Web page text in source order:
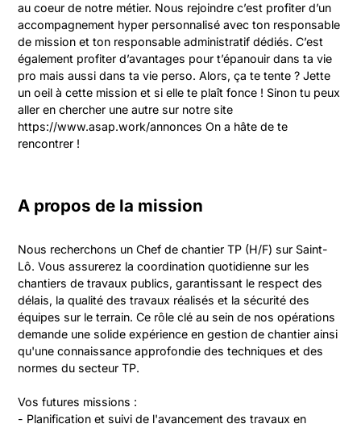
au coeur de notre métier. Nous rejoindre c’est profiter d’un
accompagnement hyper personnalisé avec ton responsable
de mission et ton responsable administratif dédiés. C’est
également profiter d’avantages pour t’épanouir dans ta vie
pro mais aussi dans ta vie perso. Alors, ça te tente ? Jette
un oeil à cette mission et si elle te plaît fonce ! Sinon tu peux
aller en chercher une autre sur notre site
https://www.asap.work/annonces On a hâte de te
rencontrer !
A propos de la mission
Nous recherchons un Chef de chantier TP (H/F) sur Saint-
Lô. Vous assurerez la coordination quotidienne sur les
chantiers de travaux publics, garantissant le respect des
délais, la qualité des travaux réalisés et la sécurité des
équipes sur le terrain. Ce rôle clé au sein de nos opérations
demande une solide expérience en gestion de chantier ainsi
qu'une connaissance approfondie des techniques et des
normes du secteur TP.
Vos futures missions :
- Planification et suivi de l'avancement des travaux en